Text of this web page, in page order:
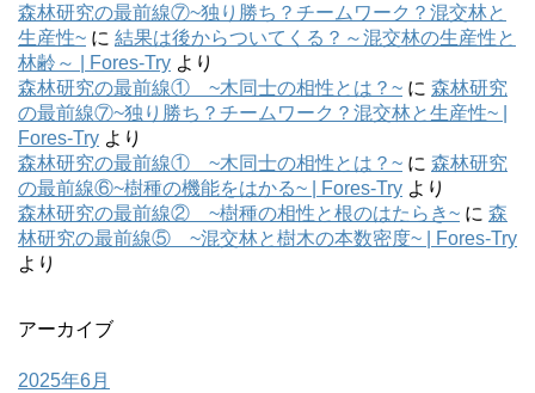
森林研究の最前線⑦~独り勝ち？チームワーク？混交林と
生産性~ に 結果は後からついてくる？～混交林の生産性と
林齢～ | Fores-Try より
森林研究の最前線① ~木同士の相性とは？~ に 森林研究
の最前線⑦~独り勝ち？チームワーク？混交林と生産性~ |
Fores-Try より
森林研究の最前線① ~木同士の相性とは？~ に 森林研究
の最前線⑥~樹種の機能をはかる~ | Fores-Try より
森林研究の最前線② ~樹種の相性と根のはたらき~ に 森
林研究の最前線⑤ ~混交林と樹木の本数密度~ | Fores-Try
より
アーカイブ
2025年6月